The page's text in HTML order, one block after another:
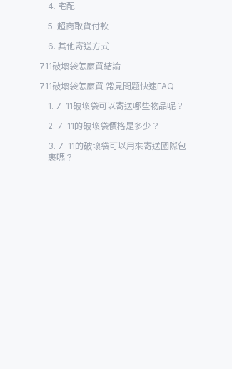
4. 宅配
5. 超商取貨付款
6. 其他寄送方式
711破壞袋怎麼買結論
711破壞袋怎麼買 常見問題快速FAQ
1. 7-11破壞袋可以寄送哪些物品呢？
2. 7-11的破壞袋價格是多少？
3. 7-11的破壞袋可以用來寄送國際包
裹嗎？